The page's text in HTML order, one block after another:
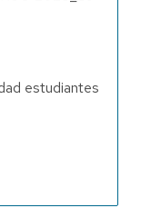
estudiantes